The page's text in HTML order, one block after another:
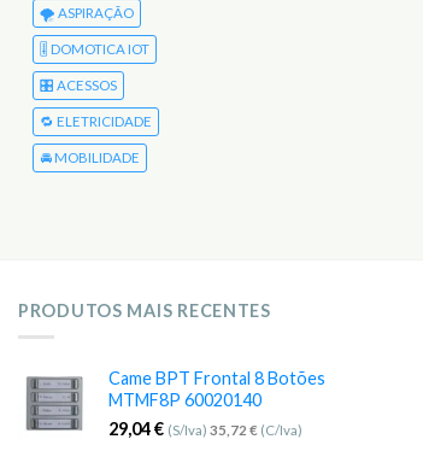
🌪️ ASPIRAÇÃO
🎚️ DOMOTICA IOT
🎛️ ACESSOS
🔁 ELETRICIDADE
🚘 MOBILIDADE
PRODUTOS MAIS RECENTES
Came BPT Frontal 8 Botões
MTMF8P 60020140
29,04€ (S/Iva) 35,72 € (C/Iva)